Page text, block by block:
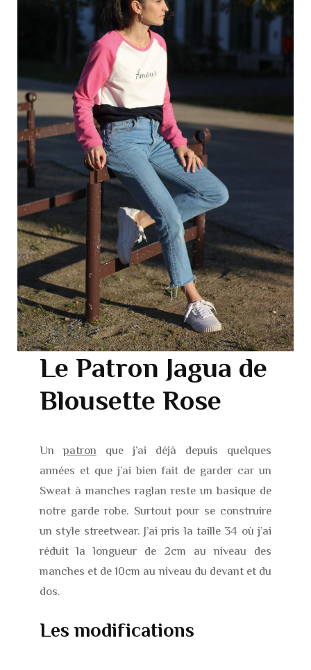
Le Patron Jagua de
Blousette Rose
Unpatron que j’ai déjà depuis quelques
années et que j’ai bien fait de garder car un
Sweat à manches raglan reste un basique de
notre garde robe. Surtout pour se construire
un style streetwear. J’ai pris la taille 34 où j’ai
réduit la longueur de 2cm au niveau des
manches et de 10cm au niveau du devant et du
dos.
Les modifications